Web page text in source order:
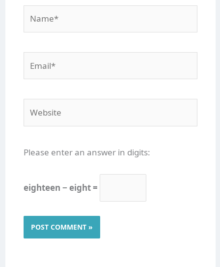
Please enter an answer in digits:
eighteen − eight =